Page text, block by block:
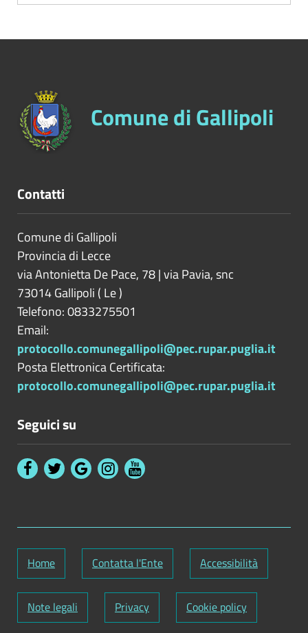
Comune di Gallipoli
Contatti
Comune di Gallipoli
Provincia di Lecce
via Antonietta De Pace, 78 | via Pavia, snc
73014Gallipoli ( Le)
Telefono: 0833275501
Email:
protocollo.comunegallipoli@pec.rupar.puglia.it
Posta Elettronica Certificata:
protocollo.comunegallipoli@pec.rupar.puglia.it
Seguici su
Home Contatta l'Ente Accessibilità
Note legali Privacy Cookie policy